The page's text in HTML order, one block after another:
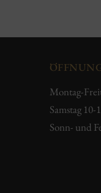
Montag-
Samstag
Sonn- und